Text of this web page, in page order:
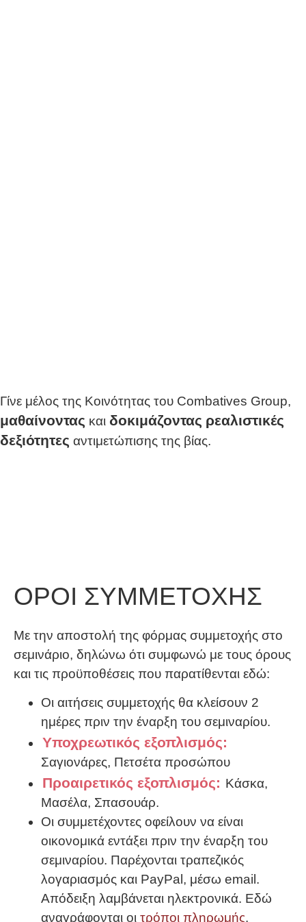
Γίνε μέλος της Κοινότητας του Combatives Group,
μαθαίνοντας και δοκιμάζοντας ρεαλιστικές
δεξιότητες αντιμετώπισης της βίας.
ΟΡΟΙ ΣΥΜΜΕΤΟΧΗΣ
Με την αποστολή της φόρμας συμμετοχής στο
σεμινάριο, δηλώνω ότι συμφωνώ με τους όρους
και τις προϋποθέσεις που παρατίθενται εδώ:
Οι αιτήσεις συμμετοχής θα κλείσουν 2
ημέρες πριν την έναρξη του σεμιναρίου.
Υποχρεωτικός εξοπλισμός:
Σαγιονάρες, Πετσέτα προσώπου
Προαιρετικός εξοπλισμός: Κάσκα,
Μασέλα, Σπασουάρ.
Οι συμμετέχοντες οφείλουν να είναι
οικονομικά εντάξει πριν την έναρξη του
σεμιναρίου. Παρέχονται τραπεζικός
λογαριασμός και PayPal, μέσω email.
Απόδειξη λαμβάνεται ηλεκτρονικά. Εδώ
αναγράφονται οι τρόποι πληρωμής.